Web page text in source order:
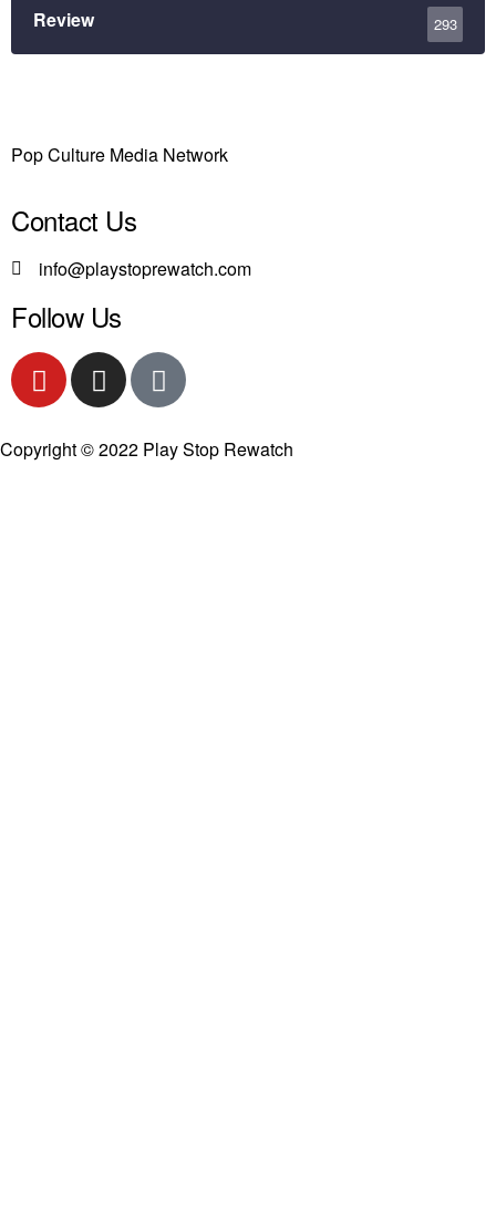
Review 293
Pop Culture Media Network
Contact Us
info@playstoprewatch.com
Follow Us
Copyright © 2022 Play Stop Rewatch